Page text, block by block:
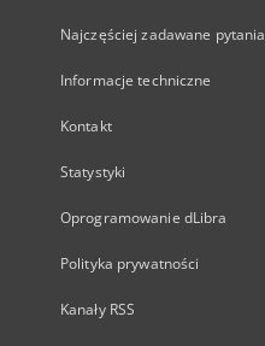
Najczęściej zadawane pytania
Informacje techniczne
Kontakt
Statystyki
Oprogramowanie dLibra
Polityka prywatności
Kanały RSS